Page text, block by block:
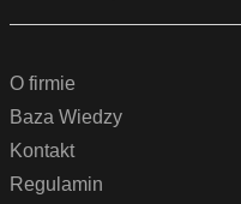
O firmie
Baza Wiedzy
Kontakt
Regulamin